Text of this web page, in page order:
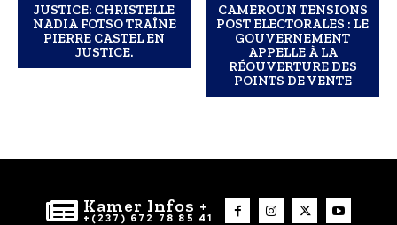
JUSTICE: CHRISTELLE
NADIA FOTSO TRAÎNE
PIERRE CASTEL EN
JUSTICE.
CAMEROUN TENSIONS
POST ELECTORALES : LE
GOUVERNEMENT
APPELLE À LA
RÉOUVERTURE DES
POINTS DE VENTE
Kamer Infos +
+(237) 672 78 85 41